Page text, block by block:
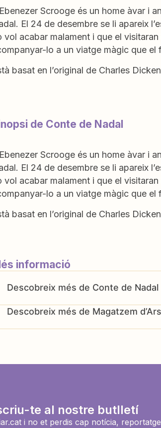
Scrooge és un home àvar i
El 24 de desembre se li apareix
vol acabar malament i que el
lo a un viatge màgic que
basat en l’original de Charles
de Conte de Nadal
Scrooge és un home àvar i
El 24 de desembre se li apareix
vol acabar malament i que el
lo a un viatge màgic que
basat en l’original de Charles
informació
Conte de Nadal
Magatzem d’Ars
te al nostre butlletí
i no et perdis cap notícia,